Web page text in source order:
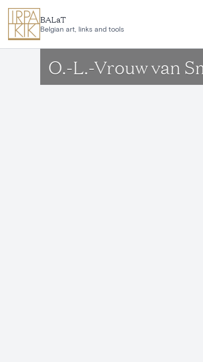
BALaT
Belgian art, links and tools
O.-L.-Vrouw van